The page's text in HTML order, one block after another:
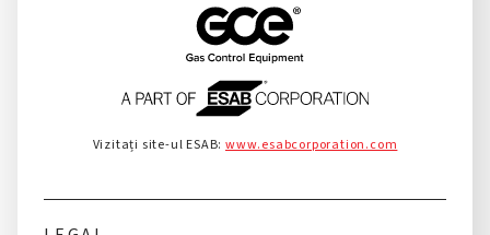
Vizitați site-ul ESAB: www.esabcorporation.com